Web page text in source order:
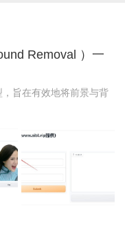
Removal ）一
旨在有效地将前景与背